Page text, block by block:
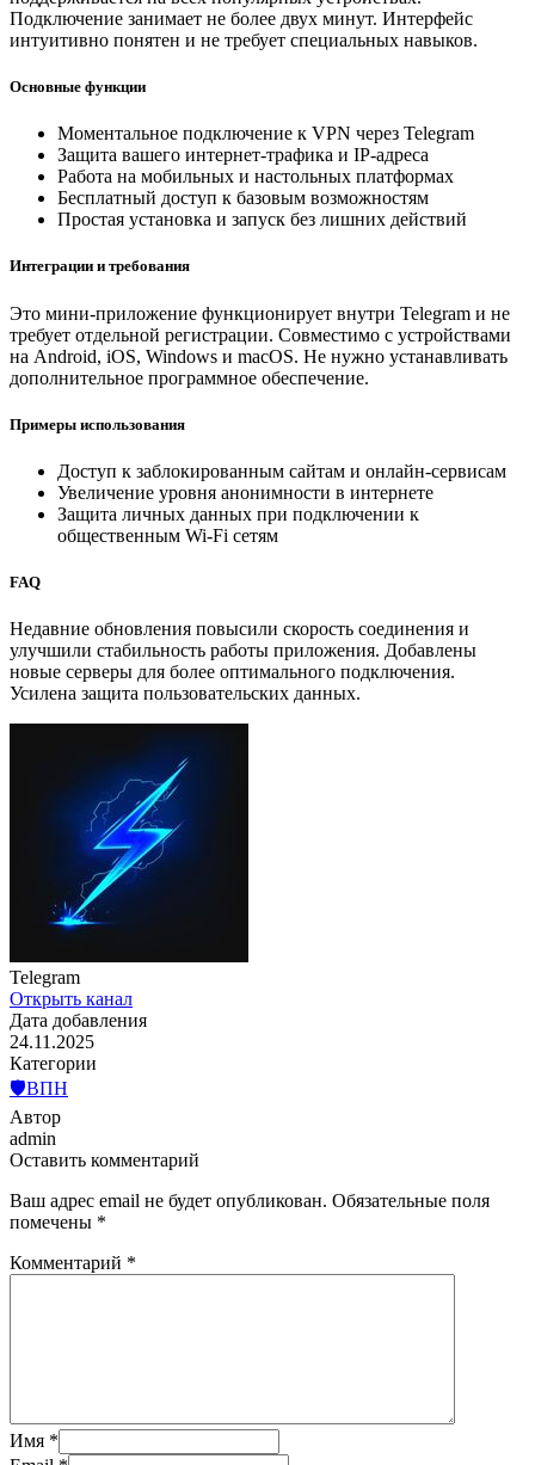
Подключение занимает не более двух минут. Интерфейс
интуитивно понятен и не требует специальных навыков.
Основные функции
Моментальное подключение к VPN через Telegram
Защита вашего интернет-трафика и IP-адреса
Работа на мобильных и настольных платформах
Бесплатный доступ к базовым возможностям
Простая установка и запуск без лишних действий
Интеграции и требования
Это мини-приложение функционирует внутри Telegram и не
требует отдельной регистрации. Совместимо с устройствами
на Android, iOS, Windows и macOS. Не нужно устанавливать
дополнительное программное обеспечение.
Примеры использования
Доступ к заблокированным сайтам и онлайн-сервисам
Увеличение уровня анонимности в интернете
Защита личных данных при подключении к
общественным Wi-Fi сетям
FAQ
Недавние обновления повысили скорость соединения и
улучшили стабильность работы приложения. Добавлены
новые серверы для более оптимального подключения.
Усилена защита пользовательских данных.
Telegram
Открыть канал
Дата добавления
24.11.2025
Категории
🛡️ВПН
Автор
admin
Оставить комментарий
Ваш адрес email не будет опубликован. Обязательные поля
помечены *
Комментарий *
Имя *